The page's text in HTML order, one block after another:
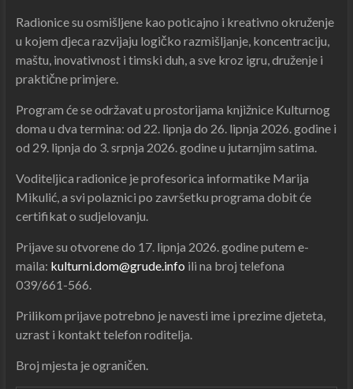
Radionice su osmišljene kao poticajno i kreativno okruženje
u kojem djeca razvijaju logičko razmišljanje, koncentraciju,
maštu, inovativnost i timski duh, a sve kroz igru, druženje i
praktične primjere.
Program će se održavat u prostorijama knjižnice Kulturnog
doma u dva termina: od 22. lipnja do 26. lipnja 2026. godine i
od 29. lipnja do 3. srpnja 2026. godine u jutarnjim satima.
Voditeljica radionice je profesorica informatike Marija
Mikulić, a svi polaznici po završetku programa dobit će
certifikat o sudjelovanju.
Prijave su otvorene do 17. lipnja 2026. godine putem e-
maila: kulturni.dom@grude.info ili na broj telefona
039/661-566.
Prilikom prijave potrebno je navesti ime i prezime djeteta,
uzrast i kontakt telefon roditelja.
Broj mjesta je ograničen.